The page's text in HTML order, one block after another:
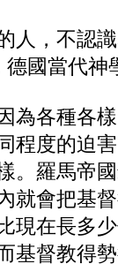
，不認識
當代神
各種各樣
程度的迫
。羅馬帝
就會把基
現在長多
基督教得